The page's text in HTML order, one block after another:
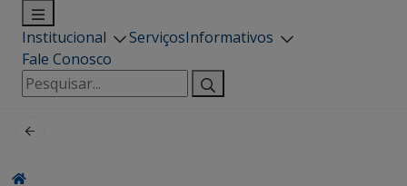
Institucional ServiçosInformativos
Fale Conosco
Pesquisar
por: